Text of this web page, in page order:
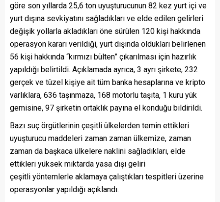
göre son yıllarda 25,6 ton uyuşturucunun 82 kez yurt içi ve
yurt dışına sevkiyatını sağladıkları ve elde edilen gelirleri
değişik yollarla akladıkları öne sürülen 120 kişi hakkında
operasyon kararı verildiği, yurt dışında oldukları belirlenen
56 kişi hakkında “kırmızı bülten” çıkarılması için hazırlık
yapıldığı belirtildi. Açıklamada ayrıca, 3 ayrı şirkete, 232
gerçek ve tüzel kişiye ait tüm banka hesaplarına ve kripto
varlıklara, 636 taşınmaza, 168 motorlu taşıta, 1 kuru yük
gemisine, 97 şirketin ortaklık payına el konduğu bildirildi.
Bazı suç örgütlerinin çeşitli ülkelerden temin ettikleri
uyuşturucu maddeleri zaman zaman ülkemize, zaman
zaman da başkaca ülkelere naklini sağladıkları, elde
ettikleri yüksek miktarda yasa dışı geliri
çeşitli yöntemlerle aklamaya çalıştıkları tespitleri üzerine
operasyonlar yapıldığı açıklandı.